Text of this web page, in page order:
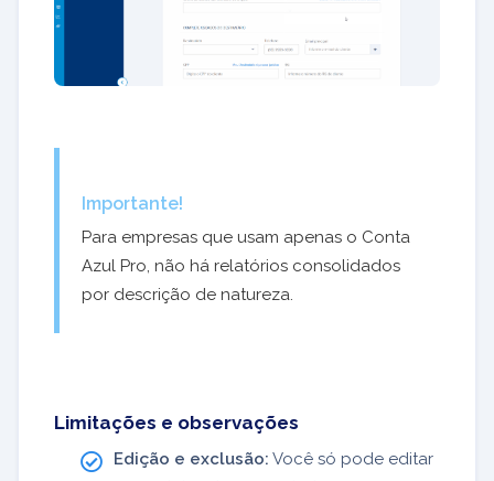
Importante!
Para empresas que usam apenas o Conta
Azul Pro, não há relatórios consolidados
por descrição de natureza.
Limitações e observações
Edição e exclusão: Você só pode editar